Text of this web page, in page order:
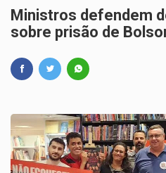
Ministros defendem
sobre prisão de